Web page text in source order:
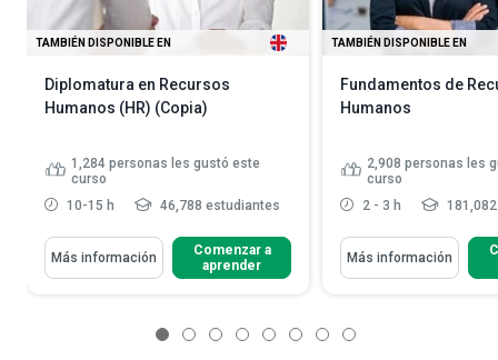
TAMBIÉN DISPONIBLE EN
Diplomatura en Recursos
Humanos (HR) (Copia)
1,284 personas les gustó este
curso
10-15 h
46,788 estudiantes
Más información
Comenzar a
aprender
TAMBIÉN DISPONIBLE EN
Fundamentos de
Humanos
2,908 personas les
curso
2 - 3 h
Más información